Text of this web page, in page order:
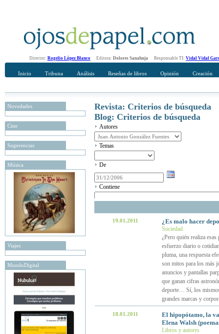
Director: Rogelio López Blanco Editora: Dolores Sanahuja Responsable TI: Vidal Vidal
Inicio Tribuna Análisis Reseñas de libros Opinión Creación
Novedades
Cine
Sugerencias
Música
Viajes
MundoDigital
Revista: Criterios de búsqueda
Blog: Criterios de búsqueda
Autores
Temas
De
Contiene
19.01.2011 ¿Es malo hacer
Sociedad
¿Pero quién realiza
esfuerzo diario o
pluma, una respuesta
son mitos para los más
anuncios y pantallas
que ganan cifras
deporte… Sí, los
grandes marcas y
18.01.2011
El hipopótamo, la
Elena Walsh
Libros y autores